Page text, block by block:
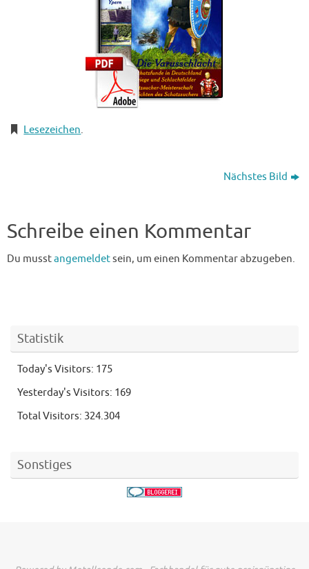
Lesezeichen.
Nächstes Bild
Schreibe einen Kommentar
Du musstangemeldetsein, um einen Kommentar abzugeben.
Statistik
Today's Visitors: 175
Yesterday's Visitors: 169
Total Visitors: 324.304
Sonstiges